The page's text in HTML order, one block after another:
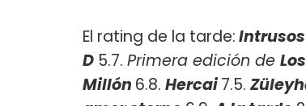
El rating de la tarde:Intrusos
D 5.7. Primera edición de
Millón 6.8. Hercai7.5.